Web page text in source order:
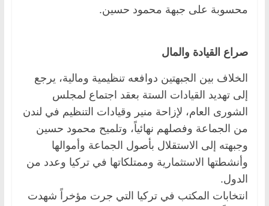
محسوبة على جبهة محمود ‏حسين.‏
صراع القيادة والمال ‏
الخلاف بين الجبهتين دوافعه تنظيمية ومالية، يرجع
إلى تهديد القيادات الستة بعقد اجتماع لمجلس
الشورى العام، لإزاحة منير ‏وقيادات التنظيم في لندن
من الجماعة وفصلهم نهائياً، وتلميح محمود حسين
وجبهته إلى الاستقلال بأصول الجماعة وأموالها
‏وأنشطتها الاستثمارية وممتلكاتها في تركيا وعدد من
الدول.‏
انتخابات المكتب في تركيا التي جرت مؤخراً شهدت